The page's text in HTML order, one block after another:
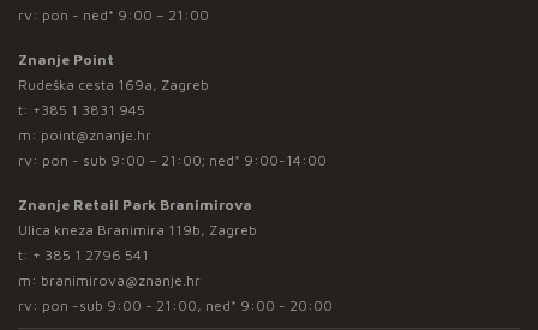
rv: pon - ned* 9:00 – 21:00
Znanje Point
Rudeška cesta 169a, Zagreb
t: +385 1 3831 945
m: point@znanje.hr
rv: pon - sub 9:00 – 21:00; ned* 9:00-14:00
Znanje Retail Park Branimirova
Ulica kneza Branimira 119b, Zagreb
t: + 385 1 2796 541
m: branimirova@znanje.hr
rv: pon -sub 9:00 - 21:00, ned* 9:00 - 20:00